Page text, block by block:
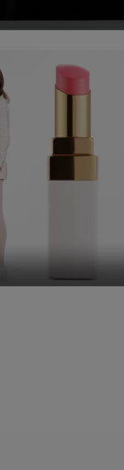
vidéo
plein écran
cette vidéo en pause
vidéo
plein écran